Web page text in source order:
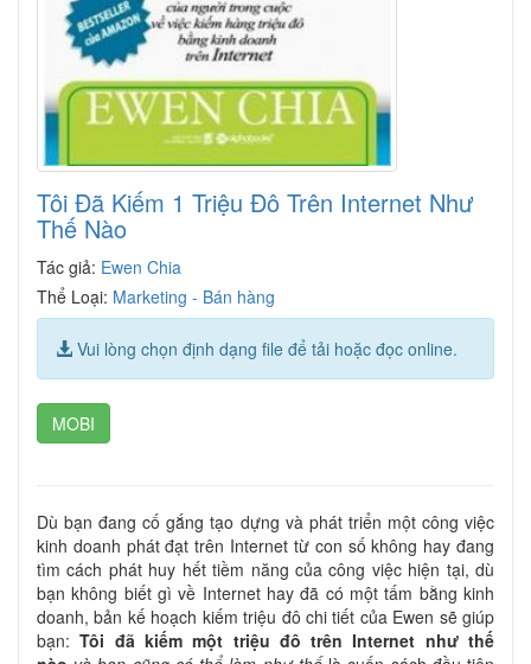
Tôi Đã Kiếm 1 Triệu Đô Trên Internet Như
Thế Nào
Tác giả: Ewen Chia
Thể Loại: Marketing - Bán hàng
Vui lòng chọn định dạng file để tải hoặc đọc online.
MOBI
Dù bạn đang cố gắng tạo dựng và phát triển một công việc
kinh doanh phát đạt trên Internet từ con số không hay đang
tìm cách phát huy hết tiềm năng của công việc hiện tại, dù
bạn không biết gì về Internet hay đã có một tấm bằng kinh
doanh, bản kế hoạch kiếm triệu đô chi tiết của Ewen sẽ giúp
bạn:Tôi đã kiếm một triệu đô trên Internet như thế